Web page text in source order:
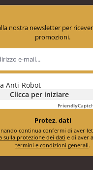
nostra newsletter per
promozioni.
Anti-Robot
Clicca per iniziare
Friendly
Protez. dati
sulla protezione dei dati
termini e condizioni generali.